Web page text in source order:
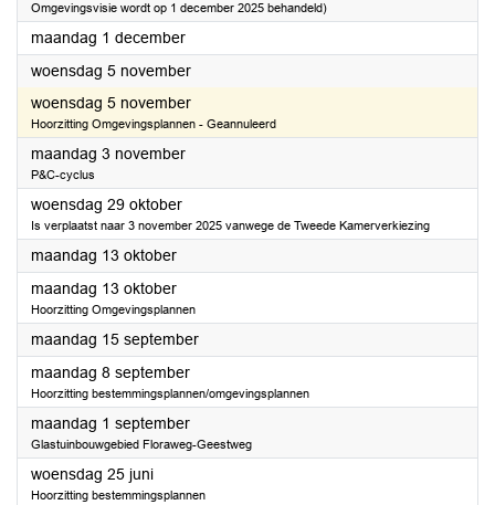
Omgevingsvisie wordt op 1 december 2025 behandeld)
maandag 1 december2025
woensdag 5 november2025
woensdag 5 november2025
Hoorzitting Omgevingsplannen - Geannuleerd
maandag 3 november2025
P&C-cyclus
woensdag 29 oktober2025
Is verplaatst naar 3 november 2025 vanwege de Tweede Kamerverkiezing
maandag 13 oktober2025
maandag 13 oktober2025
Hoorzitting Omgevingsplannen
maandag 15 september2025
maandag 8 september2025
Hoorzitting bestemmingsplannen/omgevingsplannen
maandag 1 september2025
Glastuinbouwgebied Floraweg-Geestweg
woensdag 25 juni2025
Hoorzitting bestemmingsplannen